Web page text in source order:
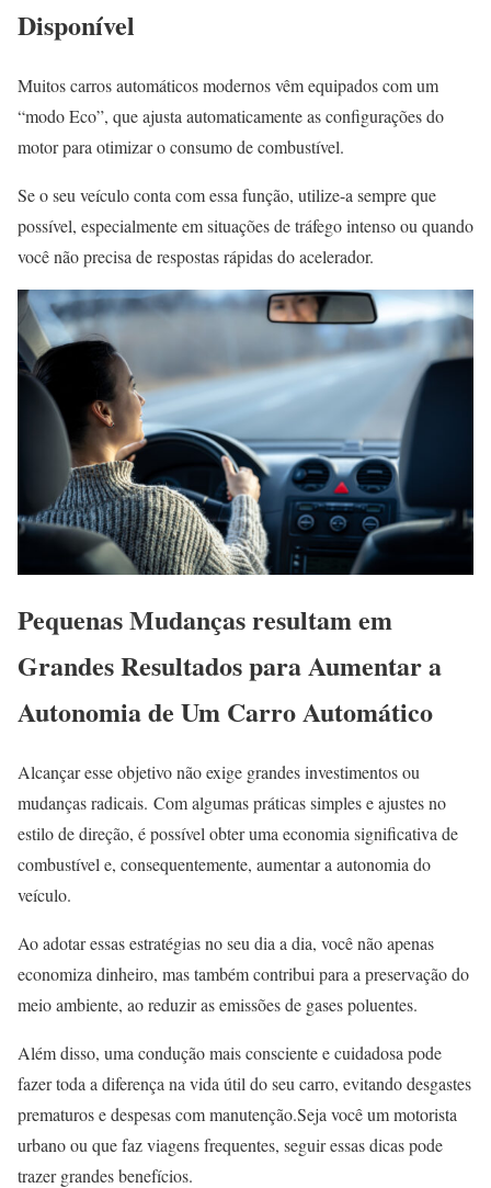
Disponível
Muitos carros automáticos modernos vêm equipados com um
“modo Eco”, que ajusta automaticamente as configurações do
motor para otimizar o consumo de combustível.
Se o seu veículo conta com essa função, utilize-a sempre que
possível, especialmente em situações de tráfego intenso ou quando
você não precisa de respostas rápidas do acelerador.
Pequenas Mudanças resultam em
Grandes Resultados para Aumentar a
Autonomia de Um Carro Automático
Alcançar esse objetivo não exige grandes investimentos ou
mudanças radicais. Com algumas práticas simples e ajustes no
estilo de direção, é possível obter uma economia significativa de
combustível e, consequentemente, aumentar a autonomia do
veículo.
Ao adotar essas estratégias no seu dia a dia, você não apenas
economiza dinheiro, mas também contribui para a preservação do
meio ambiente, ao reduzir as emissões de gases poluentes.
Além disso, uma condução mais consciente e cuidadosa pode
fazer toda a diferença na vida útil do seu carro, evitando desgastes
prematuros e despesas com manutenção.Seja você um motorista
urbano ou que faz viagens frequentes, seguir essas dicas pode
trazer grandes benefícios.